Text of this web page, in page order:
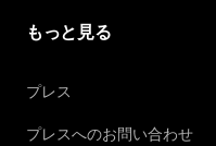
もっと見る
プレス
プレスへのお問い合わせ